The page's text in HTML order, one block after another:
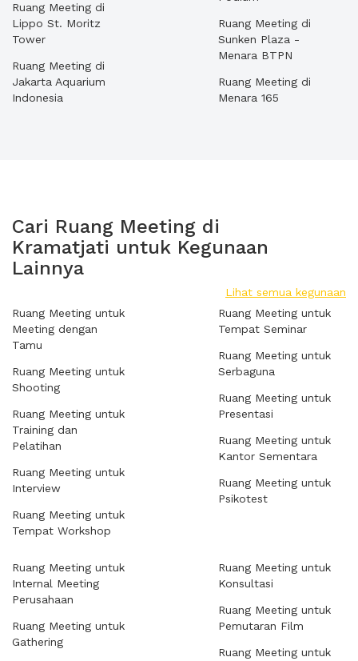
Ruang Meeting di
Lippo St. Moritz
Tower
Ruang Meeting di
Jakarta Aquarium
Indonesia
Ruang Meeting di
Sunken Plaza -
Menara BTPN
Ruang Meeting di
Menara 165
Cari Ruang Meeting di
Kramatjati untuk Kegunaan
Lainnya
Lihat semua kegunaan
Ruang Meeting untuk
Meeting dengan
Tamu
Ruang Meeting untuk
Shooting
Ruang Meeting untuk
Training dan
Pelatihan
Ruang Meeting untuk
Interview
Ruang Meeting untuk
Tempat Workshop
Ruang Meeting untuk
Tempat Seminar
Ruang Meeting untuk
Serbaguna
Ruang Meeting untuk
Presentasi
Ruang Meeting untuk
Kantor Sementara
Ruang Meeting untuk
Psikotest
Ruang Meeting untuk
Internal Meeting
Perusahaan
Ruang Meeting untuk
Gathering
Ruang Meeting untuk
Konsultasi
Ruang Meeting untuk
Pemutaran Film
Ruang Meeting untuk